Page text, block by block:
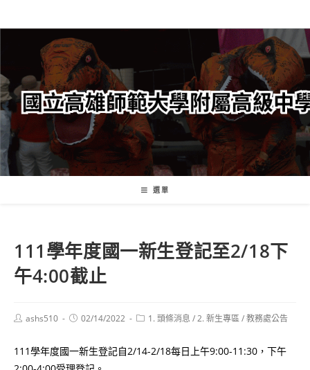
轉
要
內
容
選單
111學年度國一新生登記至2/18下
午4:00截止
Postashs510
Post02/14/2022
Post1. 頭條消息 /2. 新生專區/教務處公告
111學年度國一新生登記自2/14-2/18每日上午9:00-11:30，下午